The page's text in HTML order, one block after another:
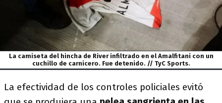
La camiseta del hincha de River infiltrado en el Amalfitani con un
cuchillo de carnicero. Fue detenido. // TyC Sports.
La efectividad de los controles policiales evitó